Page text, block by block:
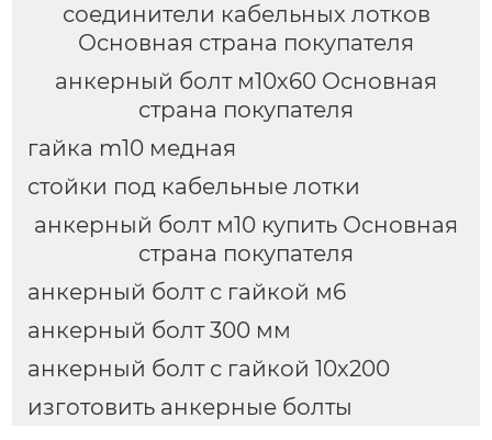
соединители кабельных лотков
Основная страна покупателя
анкерный болт м10х60 Основная
страна покупателя
гайка m10 медная
стойки под кабельные лотки
анкерный болт м10 купить Основная
страна покупателя
анкерный болт с гайкой м6
анкерный болт 300 мм
анкерный болт с гайкой 10х200
изготовить анкерные болты